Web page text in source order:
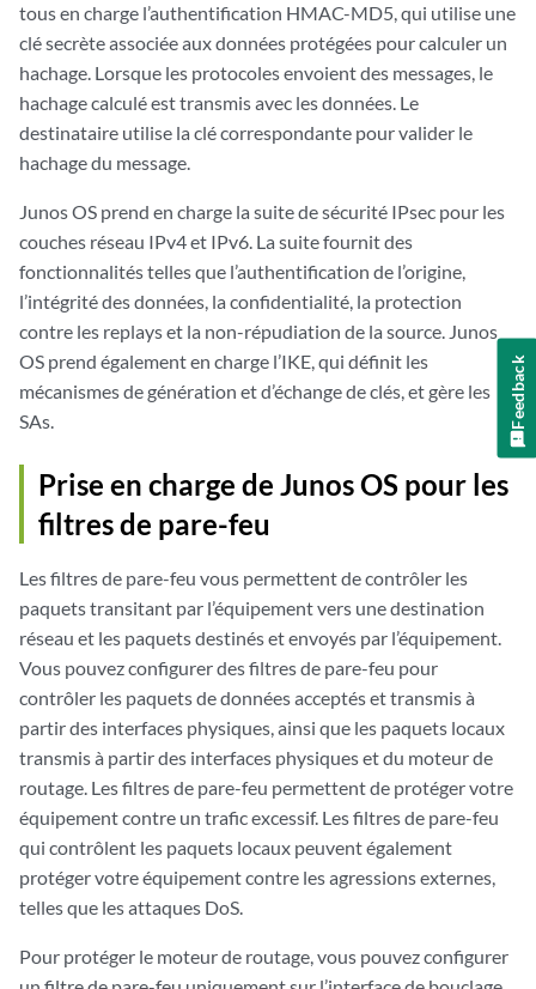
tous en charge l’authentification HMAC-MD5, qui utilise une
clé secrète associée aux données protégées pour calculer un
hachage. Lorsque les protocoles envoient des messages, le
hachage calculé est transmis avec les données. Le
destinataire utilise la clé correspondante pour valider le
hachage du message.
Junos OS prend en charge la suite de sécurité IPsec pour les
couches réseau IPv4 et IPv6. La suite fournit des
fonctionnalités telles que l’authentification de l’origine,
l’intégrité des données, la confidentialité, la protection
contre les replays et la non-répudiation de la source. Junos
OS prend également en charge l’IKE, qui définit les
mécanismes de génération et d’échange de clés, et gère les
SAs.
Prise en charge de Junos OS pour les
filtres de pare-feu
Les filtres de pare-feu vous permettent de contrôler les
paquets transitant par l’équipement vers une destination
réseau et les paquets destinés et envoyés par l’équipement.
Vous pouvez configurer des filtres de pare-feu pour
contrôler les paquets de données acceptés et transmis à
partir des interfaces physiques, ainsi que les paquets locaux
transmis à partir des interfaces physiques et du moteur de
routage. Les filtres de pare-feu permettent de protéger votre
équipement contre un trafic excessif. Les filtres de pare-feu
qui contrôlent les paquets locaux peuvent également
protéger votre équipement contre les agressions externes,
telles que les attaques DoS.
Pour protéger le moteur de routage, vous pouvez configurer
Feedback